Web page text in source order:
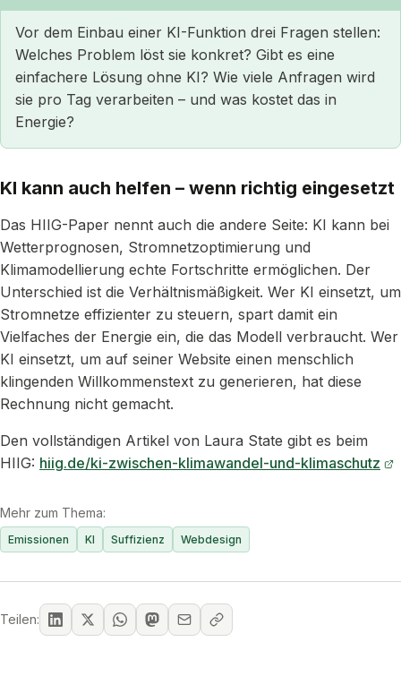
Vor dem Einbau einer KI-Funktion drei Fragen stellen:
Welches Problem löst sie konkret? Gibt es eine
einfachere Lösung ohne KI? Wie viele Anfragen wird
sie pro Tag verarbeiten – und was kostet das in
Energie?
KI kann auch helfen – wenn richtig eingesetzt
Das HIIG-Paper nennt auch die andere Seite: KI kann bei
Wetterprognosen, Stromnetzoptimierung und
Klimamodellierung echte Fortschritte ermöglichen. Der
Unterschied ist die Verhältnismäßigkeit. Wer KI einsetzt, um
Stromnetze effizienter zu steuern, spart damit ein
Vielfaches der Energie ein, die das Modell verbraucht. Wer
KI einsetzt, um auf seiner Website einen menschlich
klingenden Willkommenstext zu generieren, hat diese
Rechnung nicht gemacht.
Den vollständigen Artikel von Laura State gibt es beim
HIIG: hiig.de/ki-zwischen-klimawandel-und-klimaschutz
Mehr zum Thema:
Emissionen KI Suffizienz Webdesign
Teilen: